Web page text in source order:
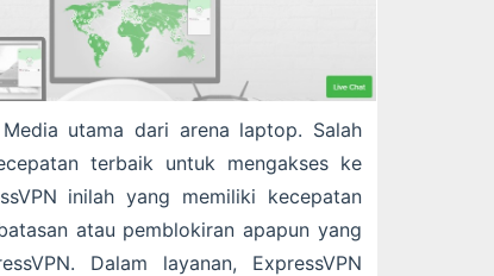
utama dari arena laptop. Salah
terbaik untuk mengakses ke
inilah yang memiliki kecepatan
atau pemblokiran apapun yang
Dalam layanan, ExpressVPN